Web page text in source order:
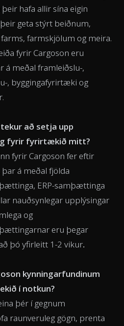
hafa allir sína eigin
geta stýrt beiðnum,
farmskjölum og meira.
fyrir Cargoson eru
á meðal framleiðslu-,
, byggingafyrirtæki og
að setja upp
fyrir fyrirtækið mitt?
fyrir Cargoson fer eftir
á meðal fjölda
ERP-samþættinga
nauðsynlegar upplýsingar
og
eru þegar
þó yfirleitt 1-2 vikur.
kynningarfundinum
í notkun?
þér í gegnum
raunveruleg gögn, prenta